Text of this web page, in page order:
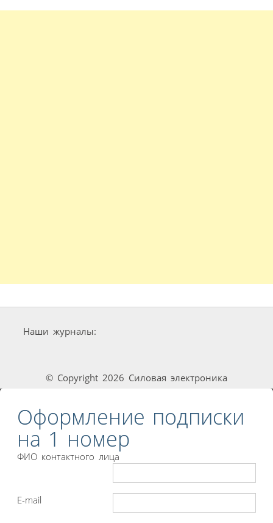
Наши журналы:
© Copyright 2026 Силовая электроника
Оформление подписки
на 1 номер
ФИО контактного лица
E-mail